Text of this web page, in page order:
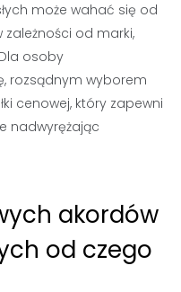
może wahać się od
zależności od marki,
osoby
rozsądnym wyborem
cenowej, który zapewni
nadwyrężając
akordów
od czego